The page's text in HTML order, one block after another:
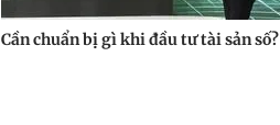
Cần chuẩn bị gì khi đầu tư tài sản số?